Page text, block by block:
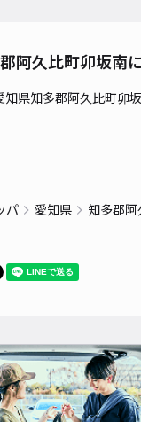
阿久比町卯坂南
知県知多郡阿久比町卯
パ 愛知県 知多郡阿